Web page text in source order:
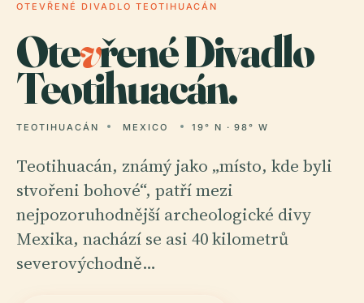
OTEVŘENÉ DIVADLO TEOTIHUACÁN
Otevřené Divadlo
Teotihuacán.
TEOTIHUACÁN MEXICO 19° N · 98° W
Teotihuacán, známý jako „místo, kde byli
stvořeni bohové“, patří mezi
nejpozoruhodnější archeologické divy
Mexika, nachází se asi 40 kilometrů
severovýchodně…